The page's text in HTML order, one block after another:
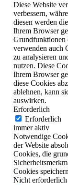
Diese Website
verbessern,
diesen werden
Ihrem Browser
Grundfunktionen
verwenden auch
zu analysieren
nutzen. Diese
Ihrem Browser
diese Cookies
ablehnen, kann
auswirken.
Erforderlich
Erforderlich
immer aktiv
Notwendige
der Website
Cookies, die
Cookies
Nicht erforderlich